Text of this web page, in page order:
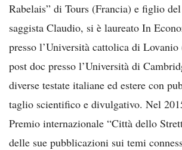
Rabelais” di Tours (Francia) e figlio
saggista Claudio, si è laureato In
presso l’Università cattolica di
post doc presso l’Università di
diverse testate italiane ed estere con
taglio scientifico e divulgativo. Nel
Premio internazionale “Città dello
delle sue pubblicazioni sui temi